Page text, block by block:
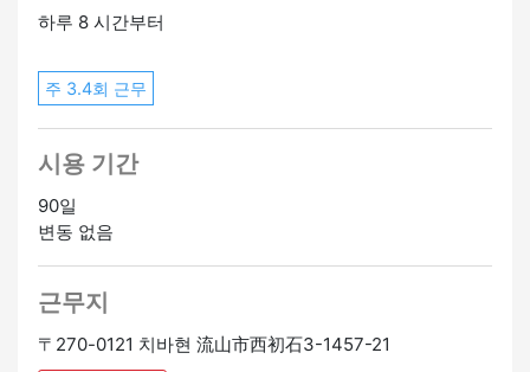
하루 8 시간부터
주 3.4회 근무
시용 기간
90일
변동 없음
근무지
〒270-0121 치바현 流山市西初石3-1457-21